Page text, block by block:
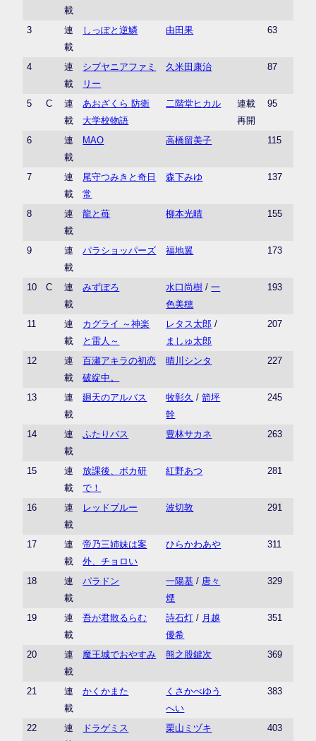
載
3
連
載
しっぽと逆鱗 由田果 63
4
連
載
シブヤニアファミ
リー
久米田康治 87
5 C
連
載
あおざくら 防衛
大学校物語
二階堂ヒカル
連載
再開
95
6
連
載
MAO 高橋留美子 115
7
連
載
尾守つみきと奇日
常
森下みゆ 137
8
連
載
龍と苺 柳本光晴 155
9
連
載
パラショッパーズ 福地翼 173
10 C
連
載
みずぽろ 水口尚樹 /一
色美穂
193
11
連
載
カグライ ～神楽
と雷人～
レタス太郎 /
ましゅ太郎
207
12
連
載
百瀬アキラの初恋
破綻中。
晴川シンタ 227
13
連
載
廻天のアルバス 牧彰久 /箭坪
幹
245
14
連
載
ふたりバス 豊林サカネ 263
15
連
載
放課後、ボカ研
で！
紅野あつ 281
16
連
載
レッドブルー 波切敦 291
17
連
載
帝乃三姉妹は案
外、チョロい
ひらかわあや 311
18
連
載
パラドン 一陽基 / 唐々
煙
329
19
連
載
吾が君散るらむ 詩石灯 / 月越
優希
351
20
連
載
魔王城でおやすみ 熊之股鍵次 369
21
連
載
かくかまた
くさかべゆう
へい
383
22
連
ドラゲミス 栗山ミヅキ 403